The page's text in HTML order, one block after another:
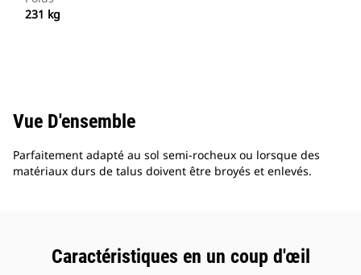
231 kg
Vue D'ensemble
Parfaitement adapté au sol semi-rocheux ou lorsque des
matériaux durs de talus doivent être broyés et enlevés.
Caractéristiques en un coup d'œil